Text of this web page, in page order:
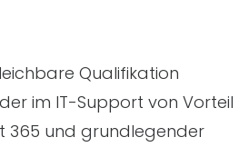
Qualifikation
im IT-Support von Vorteil
365 und grundlegender